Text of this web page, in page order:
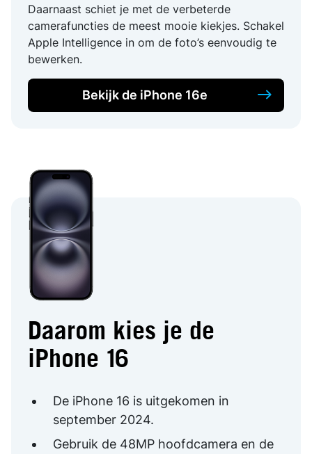
Daarnaast schiet je met de verbeterde
camerafuncties de meest mooie kiekjes. Schakel
Apple Intelligence in om de foto’s eenvoudig te
bewerken.
Bekijk de iPhone 16e
Daarom kies je de
iPhone 16
De iPhone 16 is uitgekomen in
september 2024.
Gebruik de 48MP hoofdcamera en de